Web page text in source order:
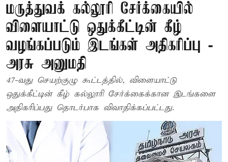
மருத்துவக் கல்லூரி சேர்க்கையில்
விளையாட்டு ஒதுக்கீட்டின் கீழ்
வழங்கப்படும் இடங்கள் அதிகரிப்பு -
அரசு அனுமதி
47-வது செயற்குழு கூட்டத்தில், விளையாட்டு
ஒதுக்கீட்டின் கீழ் கல்லூரி சேர்க்கைக்கான இடங்களை
அதிகரிப்பது தொடர்பாக விவாதிக்கப்பட்டது.